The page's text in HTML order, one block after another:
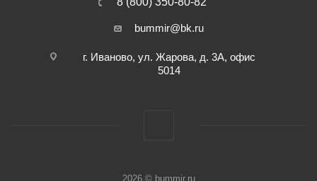
bummir@bk.ru
г. Иваново, ул. Жарова, д. 3А, офис
5014
2026 © bummir.ru